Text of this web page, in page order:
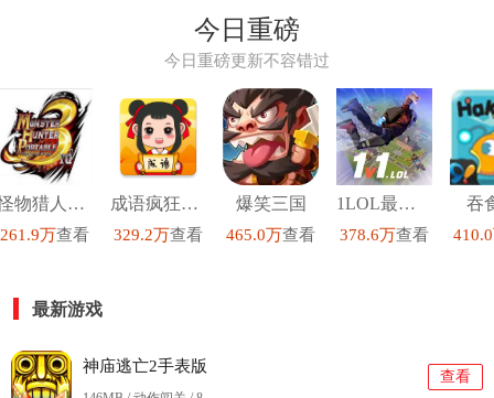
今日重磅
今日重磅更新不容错过
怪物猎人P3汉化高清版
261.9万查看
成语疯狂猜红包版
329.2万查看
爆笑三国
465.0万查看
1LOL最新版
378.6万查看
吞
最新游戏
神庙逃亡2手表版
查看